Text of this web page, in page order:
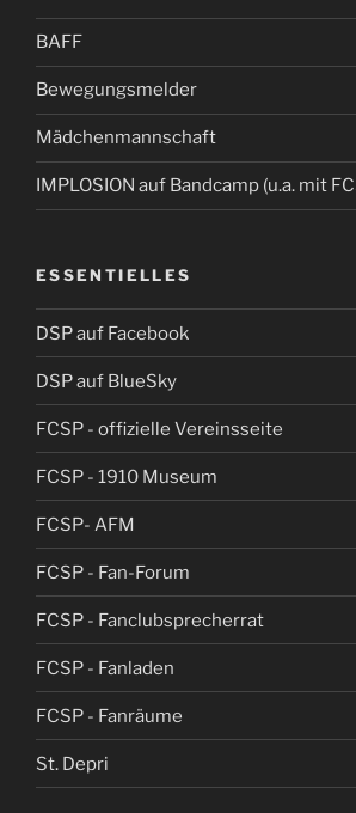
BAFF
Bewegungsmelder
Mädchenmannschaft
IMPLOSION auf Bandcamp (u.a. mit
ESSENTIELLES
DSP auf Facebook
DSP auf BlueSky
FCSP - offizielle Vereinsseite
FCSP - 1910 Museum
FCSP- AFM
FCSP - Fan-Forum
FCSP - Fanclubsprecherrat
FCSP - Fanladen
FCSP - Fanräume
St. Depri